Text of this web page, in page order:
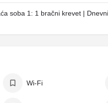
soba 1: 1 bračni krevet |
Wi-Fi